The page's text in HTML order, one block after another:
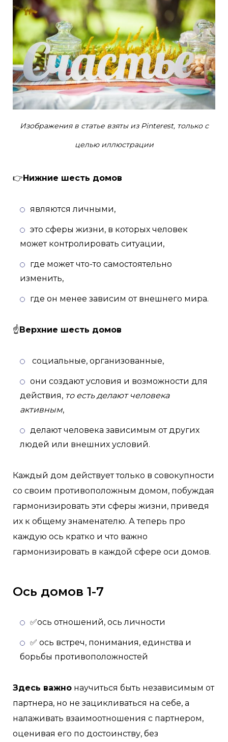
Изображения в статье взяты из Pinterest, только с
целью иллюстрации
👉Нижние шесть домов
являются личными,
это сферы жизни, в которых человек
может контролировать ситуации,
где может что-то самостоятельно
изменить,
где он менее зависим от внешнего мира.
☝Верхние шесть домов
социальные, организованные,
они создают условия и возможности для
действия, то есть делают человека
активным,
делают человека зависимым от других
людей или внешних условий.
Каждый дом действует только в совокупности
со своим противоположным домом, побуждая
гармонизировать эти сферы жизни, приведя
их к общему знаменателю. А теперь про
каждую ось кратко и что важно
гармонизировать в каждой сфере оси домов.
Ось домов 1-7
✅ось отношений, ось личности
✅ ось встреч, понимания, единства и
борьбы противоположностей
Здесь важно научиться быть независимым от
партнера, но не зацикливаться на себе, а
налаживать взаимоотношения с партнером,
оценивая его по достоинству, без